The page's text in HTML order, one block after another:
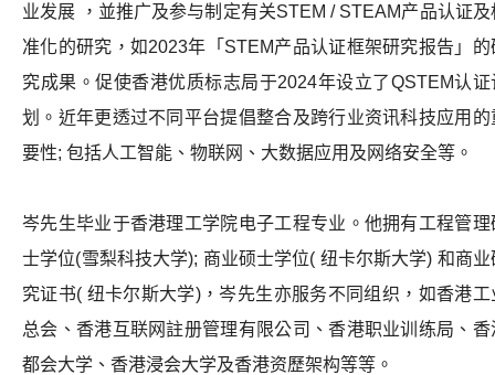
业发展
， 並推广及参与制定有关STEM / STEAM产品认证及
准化的研究， 如2023年 「 STEM产品认证框架研究报告 」的
究成果。 促使香港优质标志局于2024年设立了QSTEM认证
划。近年更透过不同平台提倡整合及跨行业资讯科技应用 的
要性; 包括人工智能、物联网、大数据应用及网络安全等。
岑先生毕业于香港理工学院电子工程专业。 他拥有工程管理
士学位(雪梨科技大学); 商业硕士学位( 纽卡尔斯大学) 和商业
究证书( 纽卡尔斯大学)，岑先生亦服务不同组织， 如香港工
总会、 香港互联网註册管理有限公司、香港职业训练局、 香
都会大学、 香港浸会大学及香港资歷架构等等。